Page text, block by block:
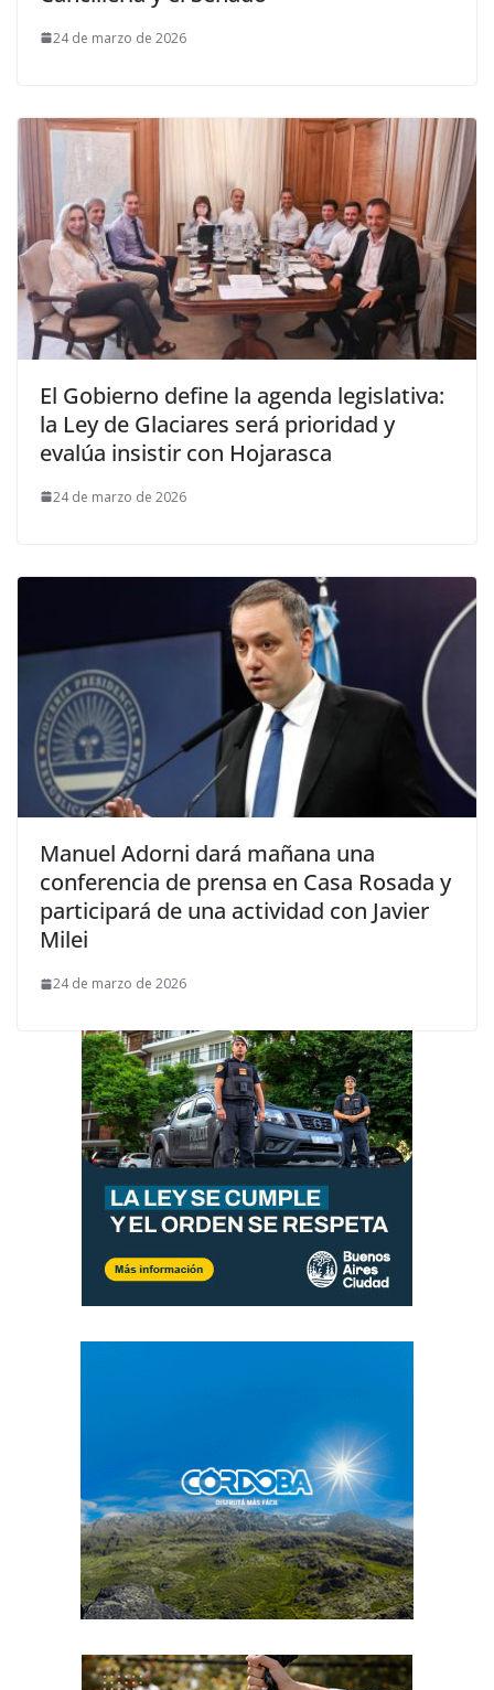
24 de marzo de 2026
El Gobierno define la agenda legislativa:
la Ley de Glaciares será prioridad y
evalúa insistir con Hojarasca
24 de marzo de 2026
Manuel Adorni dará mañana una
conferencia de prensa en Casa Rosada y
participará de una actividad con Javier
Milei
24 de marzo de 2026